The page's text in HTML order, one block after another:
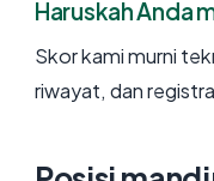
Haruskah Anda
Skor kami murni
riwayat, dan